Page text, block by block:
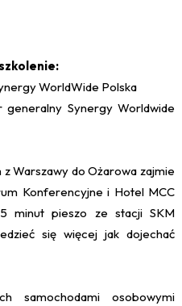
WorldWide Polska
generalny Synergy Worldwide
Warszawy do Ożarowa zajmie
Konferencyjne i Hotel MCC
minut pieszo ze stacji SKM
się więcej jak dojechać
samochodami osobowymi